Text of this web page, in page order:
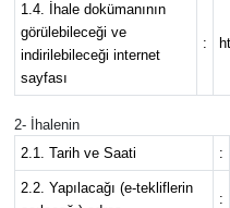
1.4. İhale dokümanının
görülebileceği ve
indirilebileceği internet
sayfası
:
2- İhalenin
2.1. Tarih ve Saati
:
2.2. Yapılacağı (e-tekliflerin
:
Turizm
Çevre
Kültür ve Sanat
Sivil Toplum